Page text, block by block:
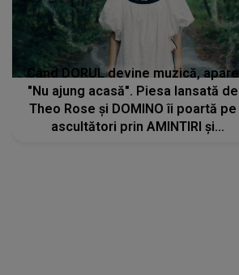
Când DORUL devine muzică, apare
"Nu ajung acasă". Piesa lansată de
Theo Rose și DOMINO îi poartă pe
ascultători prin AMINTIRI și